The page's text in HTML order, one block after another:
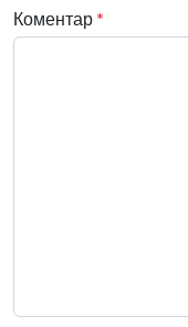
Коментар *